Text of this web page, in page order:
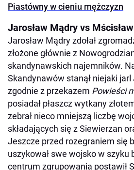
Piastówny w cieniu mężczyzn
Jarosław Mądry vs
Jarosław Mądry zdołał
złożone głównie z
skandynawskich najemników.
Skandynawów stanął niejaki
zgodnie z przekazem Powieści
posiadał płaszcz wytkany
zebrał nieco mniejszą liczbę
składających się z Siewierzan
Jeszcze przed rozegraniem się
uszykował swe wojsko w szyku
centrum zgrupowania postawił